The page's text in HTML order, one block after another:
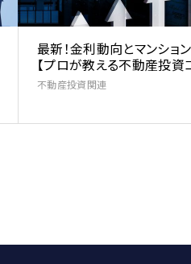
最新！金利動向とマンショ
【プロが教える不動産投資
不動産投資関連